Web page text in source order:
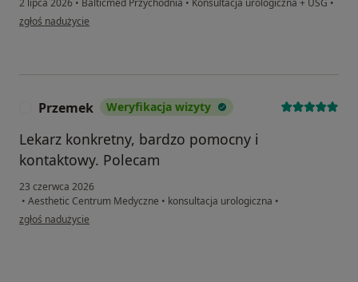
2 lipca 2026 • Balticmed Przychodnia • Konsultacja urologiczna + USG •
w opinii użytkownika Piotr
zgłoś nadużycie
Przemek Weryfikacja wizyty
Lekarz konkretny, bardzo pomocny i
kontaktowy. Polecam
23 czerwca 2026
• Aesthetic Centrum Medyczne • konsultacja urologiczna •
w opinii użytkownika Przemek
zgłoś nadużycie